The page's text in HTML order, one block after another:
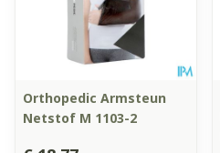
Orthopedic Armsteun
Netstof M 1103-2